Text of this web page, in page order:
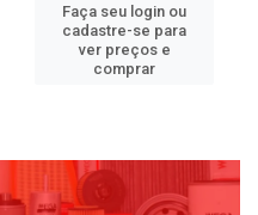
Faça seu login ou
cadastre-se para
ver preços e
comprar